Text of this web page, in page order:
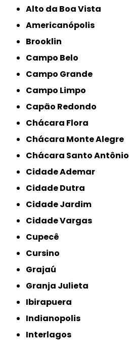
Alto da Boa Vista
Americanópolis
Brooklin
Campo Belo
Campo Grande
Campo Limpo
Capão Redondo
Chácara Flora
Chácara Monte Alegre
Chácara Santo Antônio
Cidade Ademar
Cidade Dutra
Cidade Jardim
Cidade Vargas
Cupecê
Cursino
Grajaú
Granja Julieta
Ibirapuera
Indianopolis
Interlagos